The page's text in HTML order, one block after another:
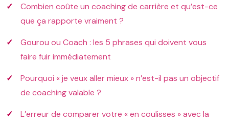
Combien coûte un coaching de carrière et qu’est-ce
que ça rapporte vraiment ?
Gourou ou Coach : les 5 phrases qui doivent vous
faire fuir immédiatement
Pourquoi « je veux aller mieux » n’est-il pas un objectif
de coaching valable ?
L’erreur de comparer votre « en coulisses » avec la